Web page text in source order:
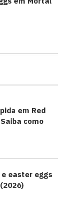
em Red
como
easter eggs